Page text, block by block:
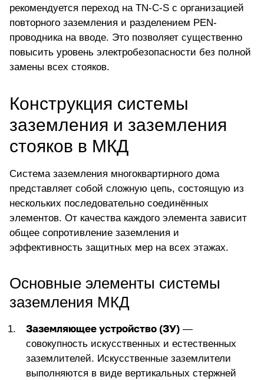
рекомендуется переход на TN-C-S с организацией
повторного заземления и разделением PEN-
проводника на вводе. Это позволяет существенно
повысить уровень электробезопасности без полной
замены всех стояков.
Конструкция системы
заземления и заземления
стояков в МКД
Система заземления многоквартирного дома
представляет собой сложную цепь, состоящую из
нескольких последовательно соединённых
элементов. От качества каждого элемента зависит
общее сопротивление заземления и
эффективность защитных мер на всех этажах.
Основные элементы системы
заземления МКД
Заземляющее устройство (ЗУ) —
совокупность искусственных и естественных
заземлителей. Искусственные заземлители
выполняются в виде вертикальных стержней